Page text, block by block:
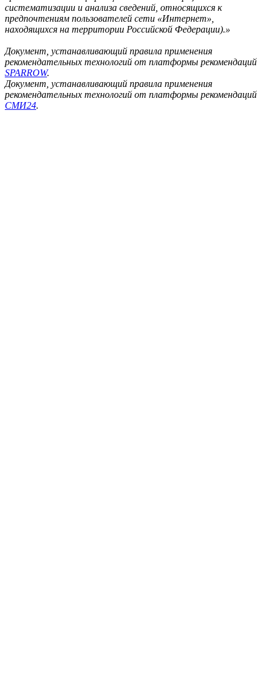
систематизации и анализа сведений, относящихся к
предпочтениям пользователей сети «Интернет»,
находящихся на территории Российской Федерации).»
Документ, устанавливающий правила применения
рекомендательных технологий от платформы рекомендаций
SPARROW.
Документ, устанавливающий правила применения
рекомендательных технологий от платформы рекомендаций
СМИ24.